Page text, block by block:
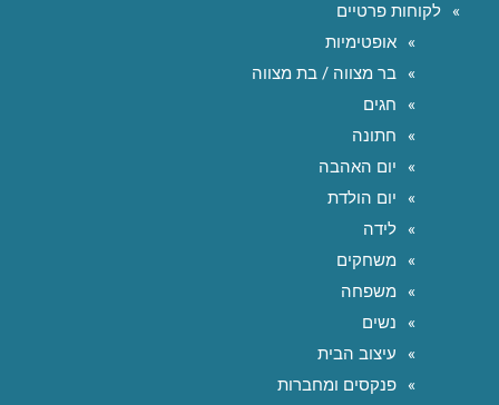
לקוחות פרטיים
אופטימיות
בר מצווה / בת מצווה
חגים
חתונה
יום האהבה
יום הולדת
לידה
משחקים
משפחה
נשים
עיצוב הבית
פנקסים ומחברות